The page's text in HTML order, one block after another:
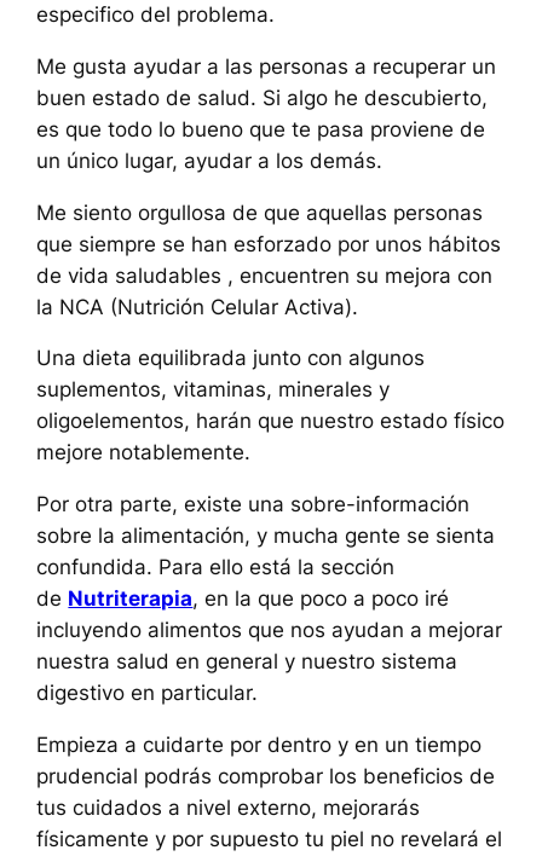
especifico del problema.
Me gusta ayudar a las personas a recuperar un
buen estado de salud. Si algo he descubierto,
es que todo lo bueno que te pasa proviene de
un único lugar, ayudar a los demás.
Me siento orgullosa de que aquellas personas
que siempre se han esforzado por unos hábitos
de vida saludables , encuentren su mejora con
la NCA (Nutrición Celular Activa).
Una dieta equilibrada junto con algunos
suplementos, vitaminas, minerales y
oligoelementos, harán que nuestro estado físico
mejore notablemente.
Por otra parte, existe una sobre-información
sobre la alimentación, y mucha gente se sienta
confundida. Para ello está la sección
de Nutriterapia, en la que poco a poco iré
incluyendo alimentos que nos ayudan a mejorar
nuestra salud en general y nuestro sistema
digestivo en particular.
Empieza a cuidarte por dentro y en un tiempo
prudencial podrás comprobar los beneficios de
tus cuidados a nivel externo, mejorarás
físicamente y por supuesto tu piel no revelará el